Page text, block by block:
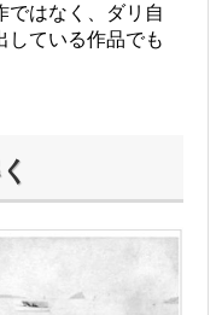
ではなく、ダリ自
している作品でも